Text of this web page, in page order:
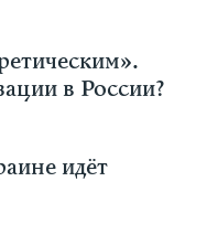
в России?
идёт